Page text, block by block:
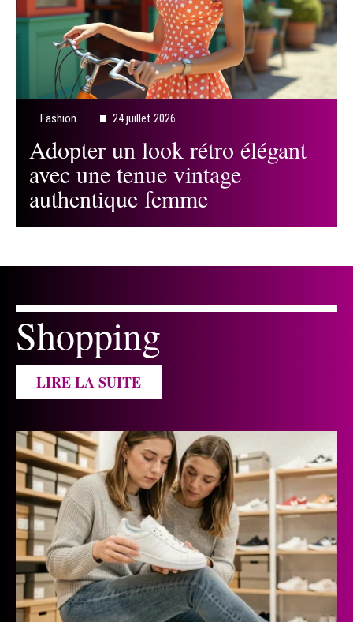
Fashion 24 juillet 2026
Adopter un look rétro élégant
avec une tenue vintage
authentique femme
Shopping
LIRE LA SUITE